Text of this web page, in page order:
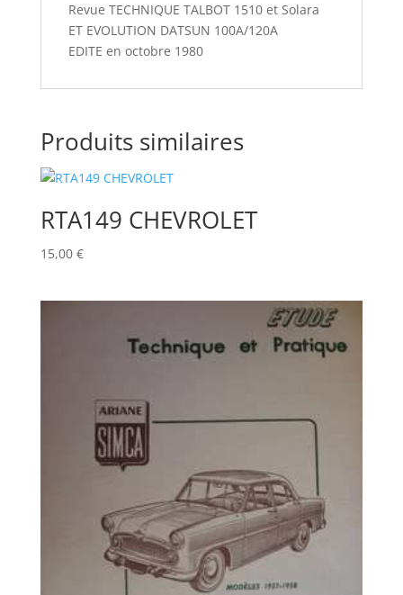
Revue TECHNIQUE TALBOT 1510 et Solara
ET EVOLUTION DATSUN 100A/120A
EDITE en octobre 1980
Produits similaires
RTA149 CHEVROLET
15,00 €